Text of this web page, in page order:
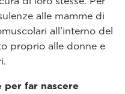
alle mamme di
all’interno del
proprio alle donne e
per far nascere